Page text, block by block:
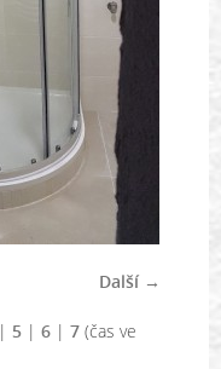
Další →
| 5 | 6 | 7 (čas ve